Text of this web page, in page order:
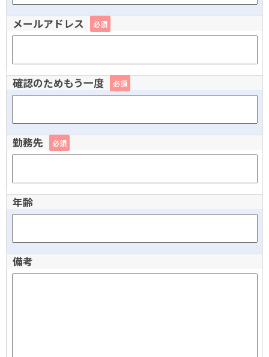
メールアドレス 必須
確認のためもう一度 必須
勤務先 必須
年齢
備考